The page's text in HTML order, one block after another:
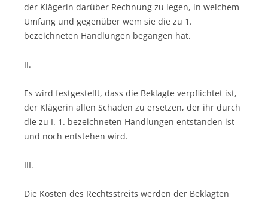
der Klägerin darüber Rechnung zu legen, in welchem
Umfang und gegenüber wem sie die zu 1.
bezeichneten Handlungen begangen hat.
II.
Es wird festgestellt, dass die Beklagte verpflichtet ist,
der Klägerin allen Schaden zu ersetzen, der ihr durch
die zu I. 1. bezeichneten Handlungen entstanden ist
und noch entstehen wird.
III.
Die Kosten des Rechtsstreits werden der Beklagten